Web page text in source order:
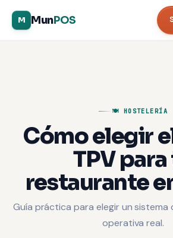
M MunPOS
Inicio / Blog / Cómo elegir TPV restaurante
🍽️ HOSTELERÍA
Cómo elegir
TPV
restaurante
Guía práctica para elegir un
operativa real.